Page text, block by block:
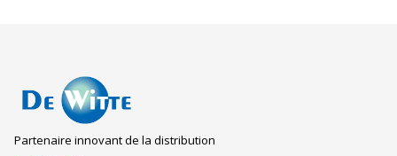
Partenaire innovant de la distribution